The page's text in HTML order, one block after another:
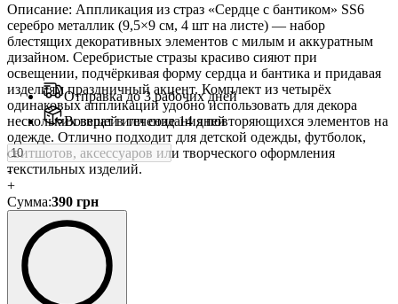
Описание: Аппликация из страз «Сердце с бантиком» SS6
серебро металлик (9,5×9 см, 4 шт на листе) — набор
блестящих декоративных элементов с милым и аккуратным
дизайном. Серебристые стразы красиво сияют при
освещении, подчёркивая форму сердца и бантика и придавая
изделиям праздничный акцент. Комплект из четырёх
одинаковых аппликаций удобно использовать для декора
нескольких вещей или создания повторяющихся элементов на
одежде. Отлично подходит для детской одежды, футболок,
свитшотов, аксессуаров или творческого оформления
текстильных изделий.
Отправка до 3 рабочих дней
Возврат в течение 14 дней
-
+
Сумма:390 грн